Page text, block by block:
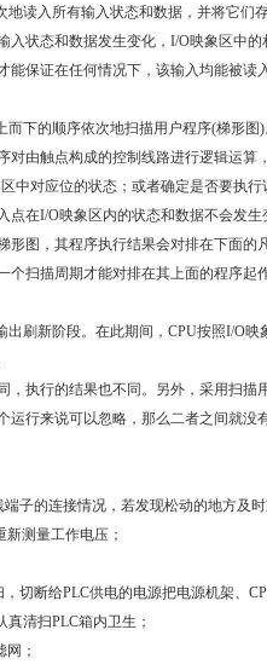
地读入所有输入状态和数据，并将它
入状态和数据发生变化，I/O映象区中
保证在任何情况下，该输入均能被读入
而下的顺序依次地扫描用户程序(梯形
对由触点构成的控制线路进行逻辑运
中对应位的状态；或者确定是否要执行
点在I/O映象区内的状态和数据不会发
形图，其程序执行结果会对排在下面
扫描周期才能对排在其上面的程序起作
出刷新阶段。在此期间，CPU按照I/O
，执行的结果也不同。另外，采用扫
行来说可以忽略，那么二者之间就没
子的连接情况，若发现松动的地方及时
测量工作电压；
切断给PLC供电的电源把电源机架、
清扫PLC箱内卫生；
；